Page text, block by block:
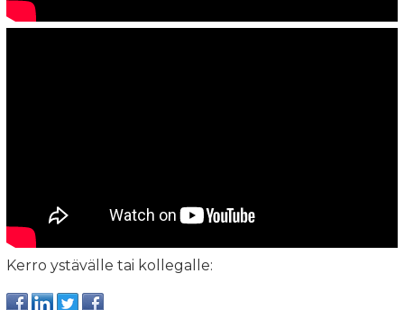
Kerro ystävälle tai kollegalle: